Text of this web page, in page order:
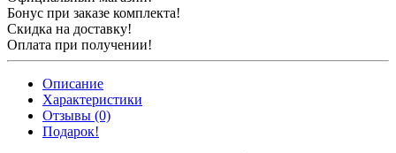
Бонус при заказе комплекта!
Скидка на доставку!
Оплата при получении!
Описание
Характеристики
Отзывы (0)
Подарок!